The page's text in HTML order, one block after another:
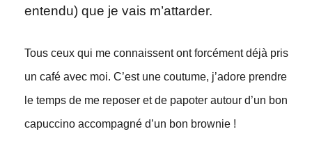
entendu) que je vais m’attarder.
Tous ceux qui me connaissent ont forcément déjà pris
un café avec moi. C’est une coutume, j’adore prendre
le temps de me reposer et de papoter autour d’un bon
capuccino accompagné d’un bon brownie !